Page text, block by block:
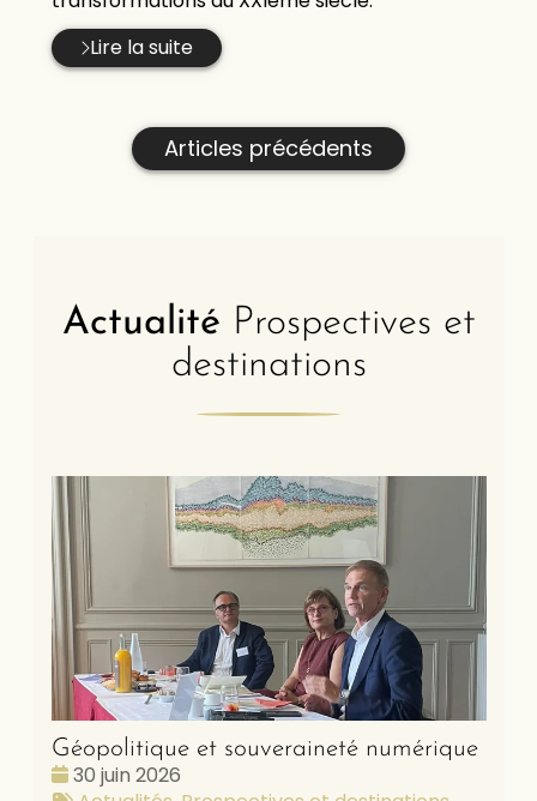
Lire la suite
Articles précédents
Actualité Prospectives et
destinations
Géopolitique et souveraineté numérique
Date
30 juin 2026